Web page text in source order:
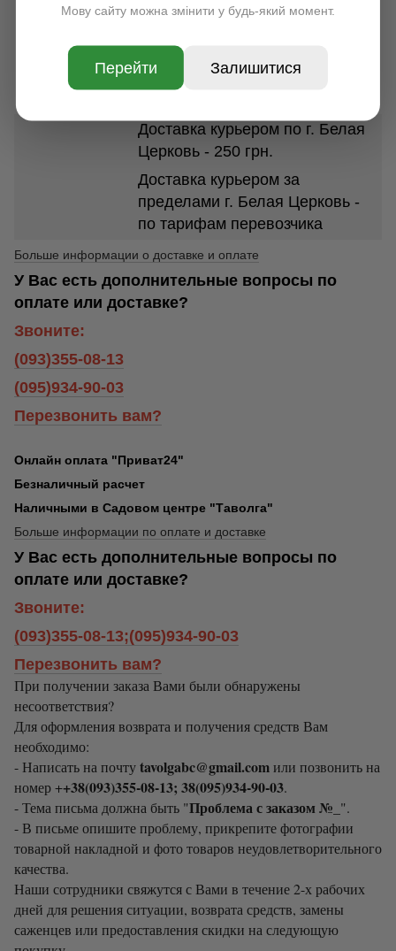
По всей Украине, срок
доставки в зависимости от
размеров и веса посылки от 35
Доставка курьером по г. Белая
Церковь - 250 грн.
Доставка курьером за
пределами г. Белая Церковь -
по тарифам перевозчика
Больше информации о доставке и оплате
У Вас есть дополнительные вопросы по
оплате или доставке?
Звоните:
(093)355-08-13
(095)934-90-03
Перезвонить вам?
Онлайн оплата "Приват24"
Безналичный расчет
Наличными в Садовом центре "Таволга"
Больше информации по оплате и доставке
У Вас есть дополнительные вопросы по
оплате или доставке?
Звоните:
(093)355-08-13;(095)934-90-03
Перезвонить вам?
При получении заказа Вами были обнаружены
несоответствия?
Для оформления возврата и получения средств Вам
необходимо:
- Написать на почтуtavolgabc@gmail.comили позвонить на
номер ++38(093)355-08-13; 38(095)934-90-03.
- Тема письма должна быть "Проблема с заказом №_ ".
- В письме опишите проблему, прикрепите фотографии
товарной накладной и фото товаров неудовлетворительного
качества.
Наши сотрудники свяжутся с Вами в течение 2-х рабочих
дней для решения ситуации, возврата средств, замены
саженцев или предоставления скидки на следующую
Мову сайту можна змінити у будь-який момент.
Перейти Залишитися